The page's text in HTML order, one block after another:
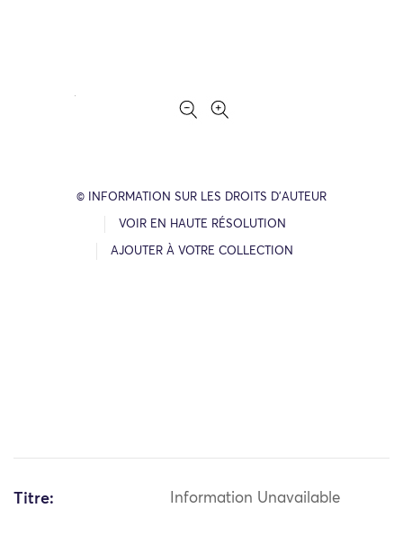
© INFORMATION SUR LES DROITS D’AUTEUR
VOIR EN HAUTE RÉSOLUTION
AJOUTER À VOTRE COLLECTION
Titre: Information Unavailable